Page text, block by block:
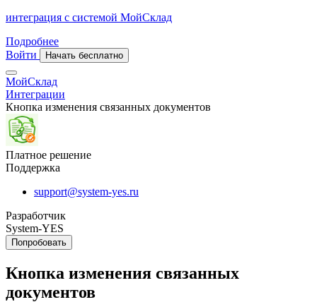
интеграция с системой МойСклад
Подробнее
Войти
Начать бесплатно
МойСклад
Интеграции
Кнопка изменения связанных документов
Платное решение
Поддержка
support@system-yes.ru
Разработчик
System-YES
Попробовать
Кнопка изменения связанных
документов